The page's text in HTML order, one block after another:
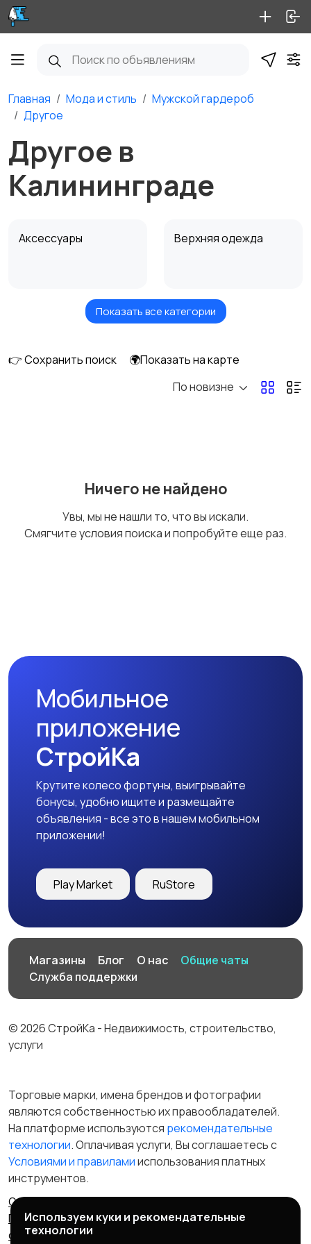
Главная Мода и стиль
Мужской гардероб
Другое
Другое в
Калининграде
Аксессуары Верхняя одежда
Головные уборы Домашняя одежда
Другое
Показать все категории
👉 Сохранить поиск
🌍Показать на карте
По новизне
Ничего не найдено
Увы, мы не нашли то, что вы искали.
Смягчите условия поиска и попробуйте еще раз.
Мобильное
приложение
СтройКа
Крутите колесо фортуны, выигрывайте
бонусы, удобно ищите и размещайте
объявления - все это в нашем мобильном
приложении!
Play Market RuStore
Магазины Блог О нас
Общие чаты
Служба поддержки
© 2026 СтройКа - Недвижимость, строительство,
услуги
Торговые марки, имена брендов и фотографии
являются собственностью их правообладателей.
На платформе используются рекомендательные
технологии. Оплачивая услуги, Вы соглашаетесь c
Условиями и правиламииспользования платных
инструментов.
Отказ от ответственности
Правила сервиса
Политика конфиденциальности
Пользовательское
соглашение
Запрещенные товары/услуги
Используем куки и рекомендательные
технологии